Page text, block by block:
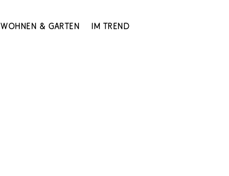
Wohnen & Garten Im Trend